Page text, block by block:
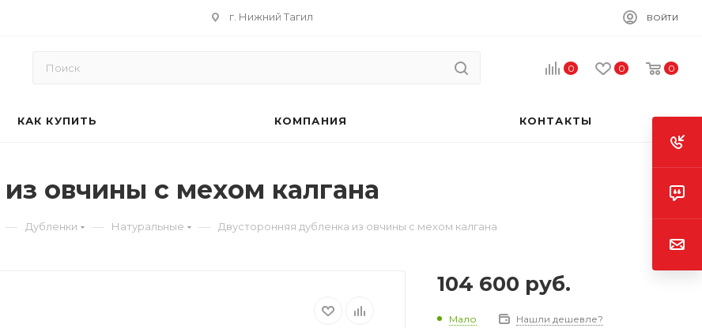
г. Нижний Тагил ВОЙТИ
0 0 0
КАК КУПИТЬ КОМПАНИЯ КОНТАКТЫ
овчины с мехом калгана
— Дубленки — Натуральные — Двусторонняя дубленка из овчины с мехом калгана
104 600 руб.
Мало Нашли дешевле?